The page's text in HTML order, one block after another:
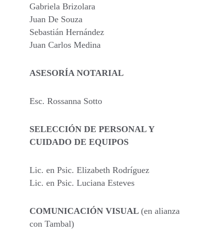
Gabriela Brizolara
Juan De Souza
Sebastián Hernández
Juan Carlos Medina
ASESORÍA NOTARIAL
Esc. Rossanna Sotto
SELECCIÓN DE PERSONAL Y
CUIDADO DE EQUIPOS
Lic. en Psic. Elizabeth Rodríguez
Lic. en Psic. Luciana Esteves
COMUNICACIÓN VISUAL (en alianza
con Tambal)